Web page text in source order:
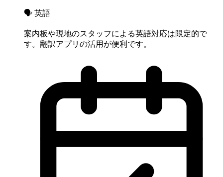
🗣 英語
案内板や現地のスタッフによる英語対応は限定的で
す。翻訳アプリの活用が便利です。